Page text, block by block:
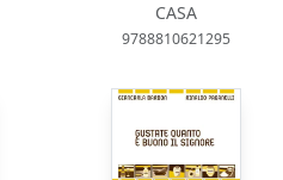
CASA
9788810621295